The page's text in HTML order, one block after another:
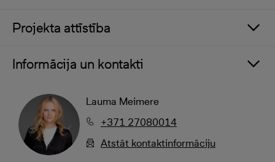
Projekta attīstība
Informācija un kontakti
Lauma Meimere
+371 27080014
Atstāt kontaktinformāciju